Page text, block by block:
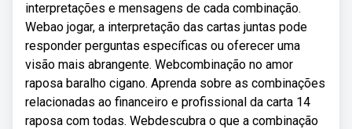
interpretações e mensagens de cada combinação.
Webao jogar, a interpretação das cartas juntas pode
responder perguntas específicas ou oferecer uma
visão mais abrangente. Webcombinação no amor
raposa baralho cigano. Aprenda sobre as combinações
relacionadas ao financeiro e profissional da carta 14
raposa com todas. Webdescubra o que a combinação